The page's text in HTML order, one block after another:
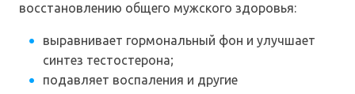
восстановлению общего мужского здоровья:
выравнивает гормональный фон и улучшает
синтез тестостерона;
подавляет воспаления и другие